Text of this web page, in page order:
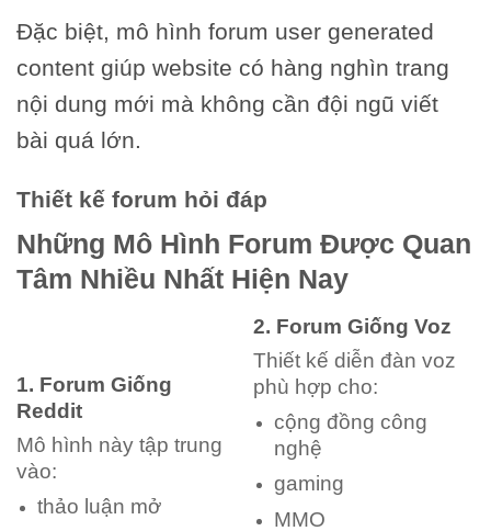
Đặc biệt, mô hình forum user generated
content giúp website có hàng nghìn trang
nội dung mới mà không cần đội ngũ viết
bài quá lớn.
Thiết kế forum hỏi đáp
Những Mô Hình Forum Được Quan
Tâm Nhiều Nhất Hiện Nay
1. Forum Giống
Reddit
Mô hình này tập trung
vào:
thảo luận mở
2. Forum Giống Voz
Thiết kế diễn đàn voz
phù hợp cho:
cộng đồng công
nghệ
gaming
MMO